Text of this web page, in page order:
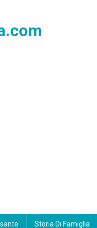
Storia Di Famiglia